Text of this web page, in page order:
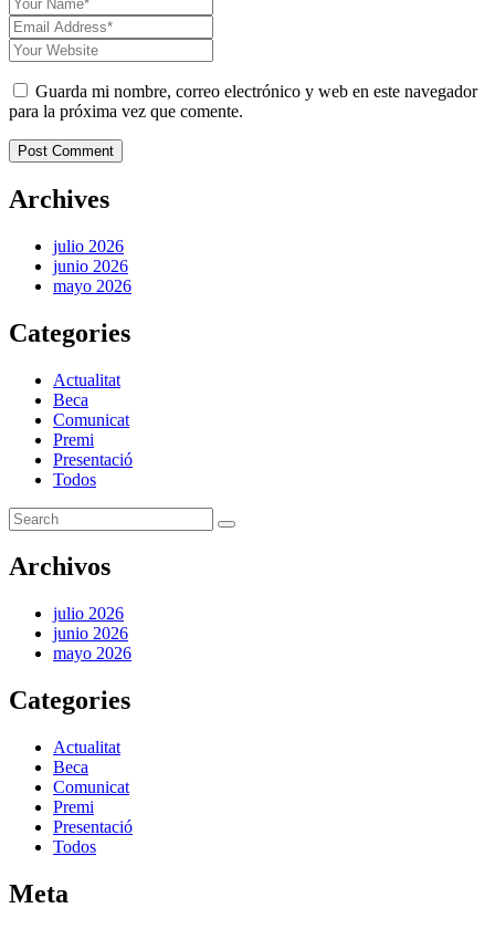
Guarda mi nombre, correo electrónico y web en este navegador
para la próxima vez que comente.
Post Comment
Archives
julio 2026
junio 2026
mayo 2026
Categories
Actualitat
Beca
Comunicat
Premi
Presentació
Todos
Archivos
julio 2026
junio 2026
mayo 2026
Categories
Actualitat
Beca
Comunicat
Premi
Presentació
Todos
Meta